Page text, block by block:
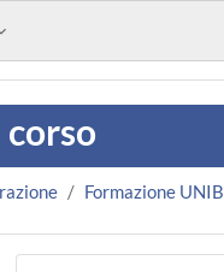
Formazione